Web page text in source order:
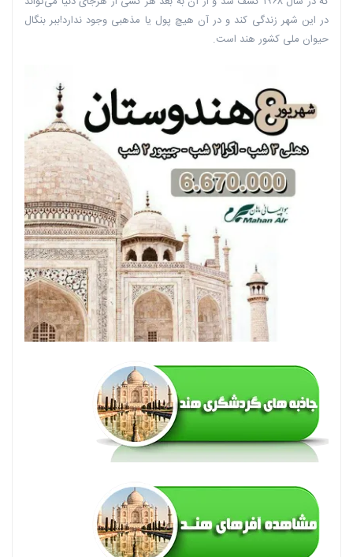
در این شهر زندگی کند و در آن هیچ پول یا مذهبی وجود ندارد!ببر بنگال
حیوان ملی کشور هند است.